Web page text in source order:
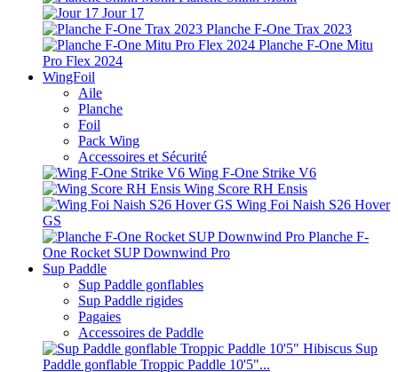
Jour 17
Planche F-One Trax 2023
Planche F-One Mitu
Pro Flex 2024
WingFoil
Aile
Planche
Foil
Pack Wing
Accessoires et Sécurité
Wing F-One Strike V6
Wing Score RH Ensis
Wing Foi Naish S26 Hover
GS
Planche F-
One Rocket SUP Downwind Pro
Sup Paddle
Sup Paddle gonflables
Sup Paddle rigides
Pagaies
Accessoires de Paddle
Sup
Paddle gonflable Troppic Paddle 10'5"...